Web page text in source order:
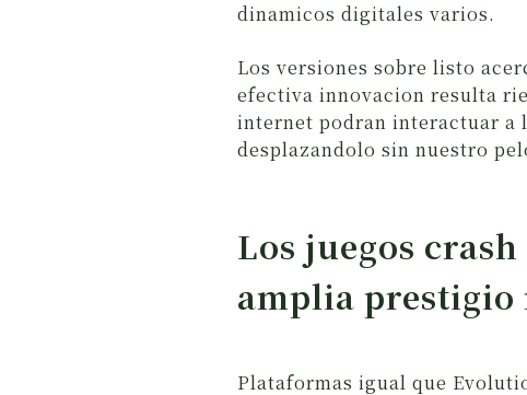
dinamicos digitales varios.
Los versiones sobre listo
efectiva innovacion resulta
internet podran interactuar a
desplazandolo sin nuestro
Los juegos
amplia prestigio
Plataformas igual que